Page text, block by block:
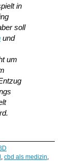
in
soll
und
um
, cbd als medizin,